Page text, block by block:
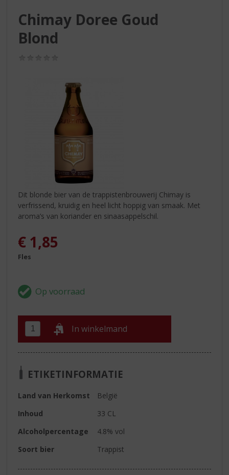
Chimay Doree Goud
Blond
Dit blonde bier van de trappistenbrouwerij Chimay is
verfrissend, kruidig en heel licht hoppig van smaak. Met
aroma’s van koriander en sinaasappelschil.
€ 1,85
Fles
In winkelmand
ETIKETINFORMATIE
Land van Herkomst
België
Inhoud
33 CL
Alcoholpercentage
4.8% vol
Soort bier
Trappist